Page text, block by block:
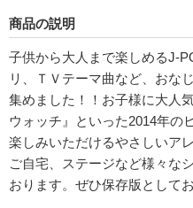
商品の説明
子供から大人まで楽しめるJ-
リ、ＴＶテーマ曲など、おな
集めました！！お子様に大人
ウォッチ』といった2014年の
楽しみいただけるやさしいア
ご自宅、ステージなど様々な
おります。ぜひ保存版として